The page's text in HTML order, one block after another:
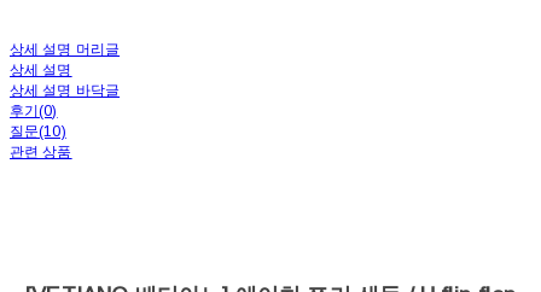
상세 설명 머리글
상세 설명
상세 설명 바닥글
후기(0)
질문(10)
관련 상품